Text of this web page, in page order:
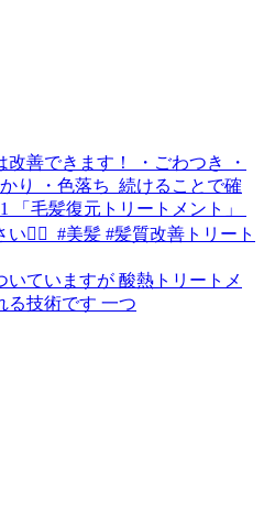
いていますが 酸熱トリートメ
る技術です 一つ